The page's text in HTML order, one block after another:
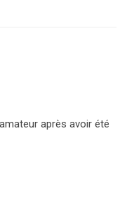
après avoir été